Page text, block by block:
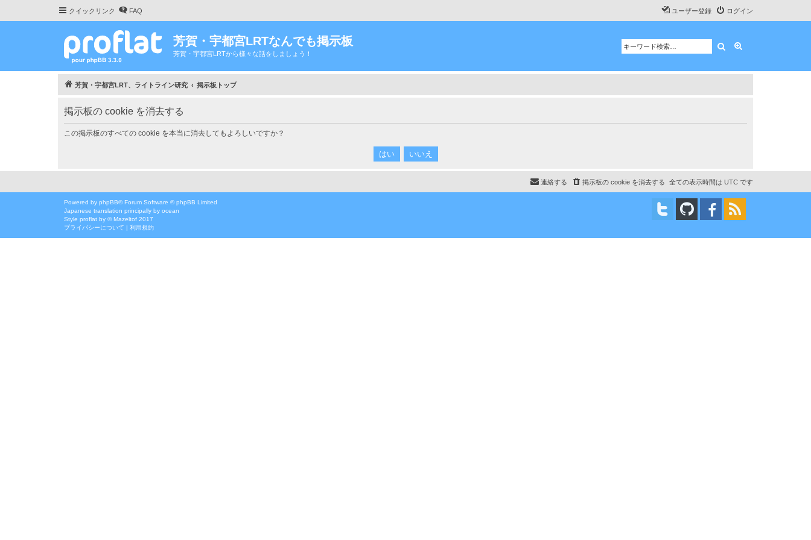
クイックリンク FAQ ログイン
ユーザー登録
芳賀・宇都宮LRTなんでも掲示板
芳賀・宇都宮LRTから様々な話をしましょう！
検索
芳賀・宇都宮LRT、ライトライン研究 掲示板トップ
掲示板の cookie を消去する
この掲示板のすべての cookie を本当に消去してもよろしいですか？
全ての表示時間は UTC です
掲示板の cookie を消去する
連絡する
Powered by phpBB® Forum Software © phpBB Limited
Japanese translation principally by ocean
Style proflat by ©Mazeltof 2017
プライバシーについて | 利用規約